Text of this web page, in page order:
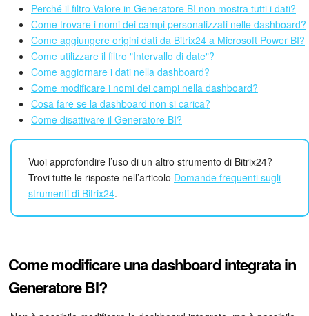
Collab
Calendario
Bitrix24 Drive
Webmail
Gruppi di lavoro
Incarichi e progetti
Progetti IA
Prenotazione online
Perché il filtro Valore in Generatore BI non mostra tutti i dati?
Come trovare i nomi dei campi personalizzati nelle dashboard?
Come aggiungere origini dati da Bitrix24 a Microsoft Power BI?
Come utilizzare il filtro "Intervallo di date"?
Come aggiornare i dati nella dashboard?
Come modificare i nomi dei campi nella dashboard?
Cosa fare se la dashboard non si carica?
Come disattivare il Generatore BI?
Vuoi approfondire l’uso di un altro strumento di Bitrix24?
Trovi tutte le risposte nell’articolo Domande frequenti sugli
strumenti di Bitrix24.
Come modificare una dashboard integrata in
Generatore BI?